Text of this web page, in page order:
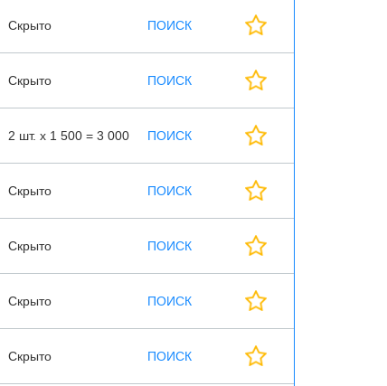
Скрыто ПОИСК
Скрыто ПОИСК
2 шт. х 1 500 = 3 000 ПОИСК
Скрыто ПОИСК
Скрыто ПОИСК
Скрыто ПОИСК
Скрыто ПОИСК